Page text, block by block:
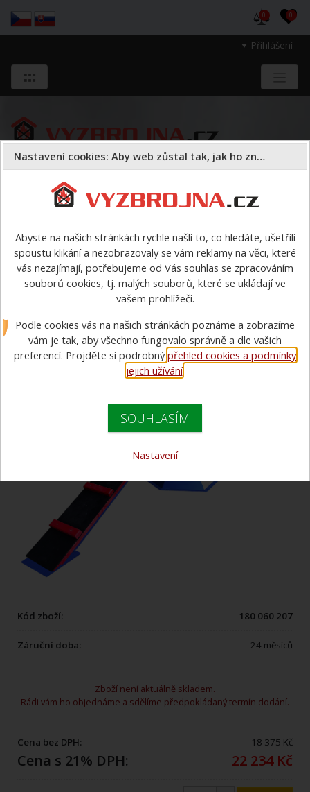
Přihlášení
0 0
a majetek druhých.
Požární sport vybavení pro PS podle disciplín
Štafeta
4x60 metrů s překážkami > Rozšíření kladiny z 4m na 8m
Rozšíření kladiny z 4m na 8m
Kód zboží: 180 060 207
Záruční doba: 24 měsíců
Zboží není aktuálně skladem.
Rádi vám ho objednáme a sdělíme předpokládaný termín dodání.
Cena bez DPH: 18 375 Kč
Cena s 21% DPH: 22 234 Kč
Nastavení cookies: Aby web zůstal tak, jak ho znáte
Abyste na našich stránkách rychle našli to, co hledáte, ušetřili
spoustu klikání a nezobrazovaly se vám reklamy na věci, které
vás nezajímají, potřebujeme od Vás souhlas se zpracováním
souborů cookies, tj. malých souborů, které se ukládají ve
vašem prohlížeči.
Podle cookies vás na našich stránkách poznáme a zobrazíme
vám je tak, aby všechno fungovalo správně a dle vašich
preferencí. Projděte si podrobnýpřehled cookies a podmínky
jejich užívání.
SOUHLASÍM
Nastavení